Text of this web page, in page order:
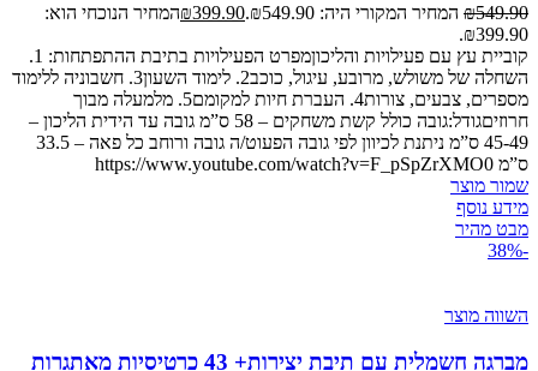
₪549.90 המחיר המקורי היה: ₪549.90. ₪399.90
המחיר הנוכחי הוא:
₪399.90.
קוביית עץ עם פעילויות והליכוןמפרט הפעילויות בתיבת ההתפתחות: 1.
השחלה של משולש, מרובע, עיגול, כוכב2. לימוד השעון3. חשבוניה ללימוד
מספרים, צבעים, צורות4. העברת חיות למקומם5. מלמעלה מבוך
חרוזיםגודל:גובה כולל קשת משחקים – 58 ס”מ גובה עד הידית הליכון –
45-49 ס”מ ניתנת לכיוון לפי גובה הפעוט/ה גובה ורוחב כל פאה – 33.5
ס”מ https://www.youtube.com/watch?v=F_pSpZrXMO0
שמור מוצר
מידע נוסף
מבט מהיר
-38%
השווה מוצר
מברגה חשמלית עם תיבת יצירות+ 43 כרטיסיות מאתגרות